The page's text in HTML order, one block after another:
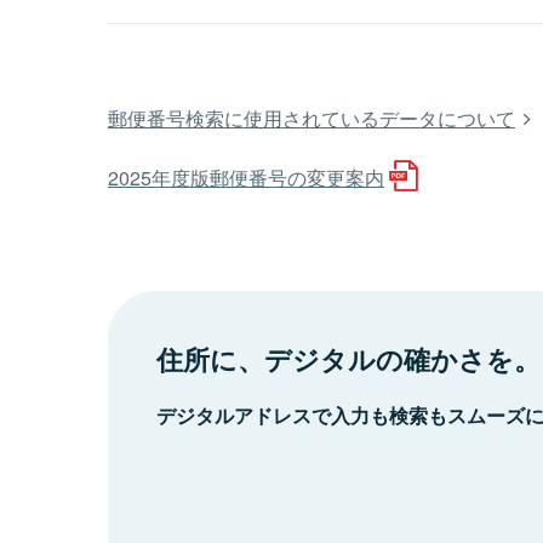
郵便番号検索に使用されているデータについて
2025年度版郵便番号の変更案内
住所に、デジタルの確かさを。
デジタルアドレスで入力も検索もスムーズ